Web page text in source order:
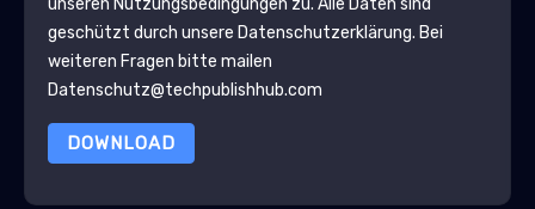
geschützt durch unsere Datenschutzerklärung. Bei
weiteren Fragen bitte mailen
Datenschutz@techpublishhub.com
DOWNLOAD